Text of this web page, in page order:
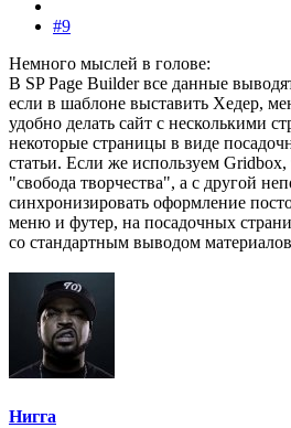
#9
Немного мыслей в голове:
В SP Page Builder все данные
если в шаблоне выставить Хедер,
удобно делать сайт с несколькими
некоторые страницы в виде
статьи. Если же используем
"свобода творчества", а с другой
синхронизировать оформление
меню и футер, на посадочных
со стандартным выводом
Нигга